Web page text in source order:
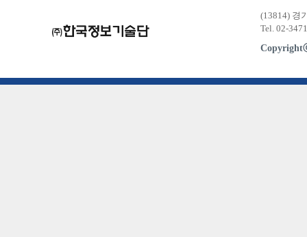
(13814) 경
Tel. 02-